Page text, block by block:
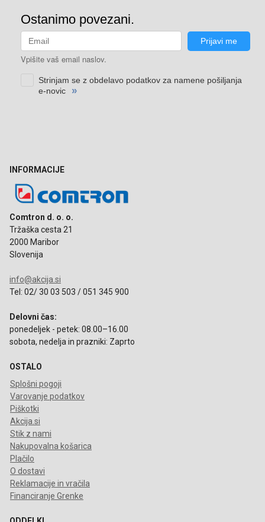
INFORMACIJE
Comtron d. o. o.
Tržaška cesta 21
2000 Maribor
Slovenija
info@akcija.si
Tel: 02/ 30 03 503 / 051 345 900
Delovni čas:
ponedeljek - petek: 08.00–16.00
sobota, nedelja in prazniki: Zaprto
OSTALO
Splošni pogoji
Varovanje podatkov
Piškotki
Akcija.si
Stik z nami
Nakupovalna košarica
Plačilo
O dostavi
Reklamacije in vračila
Financiranje Grenke